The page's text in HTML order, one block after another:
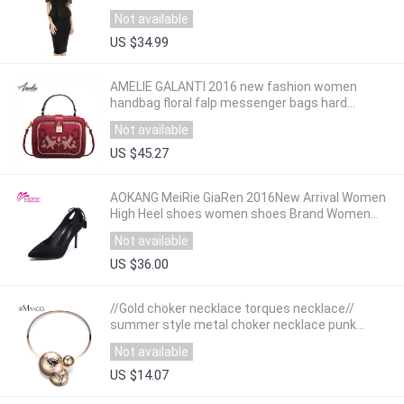
Not available
US $34.99
AMELIE GALANTI 2016 new fashion women
handbag floral falp messenger bags hard
embroidery appliques crossbody bags zipper 2
color
Not available
US $45.27
AOKANG MeiRie GiaRen 2016New Arrival Women
High Heel shoes women shoes Brand Women
Not available
US $36.00
//Gold choker necklace torques necklace//
summer style metal choker necklace punk
geometric necklace eManco NL12384
Not available
US $14.07